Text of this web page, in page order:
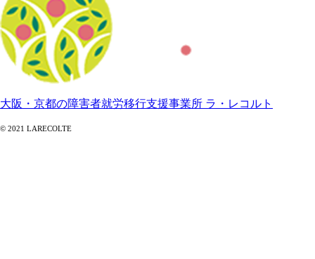
大阪・京都の障害者就労移行支援事業所 ラ・レコルト
© 2021 LARECOLTE